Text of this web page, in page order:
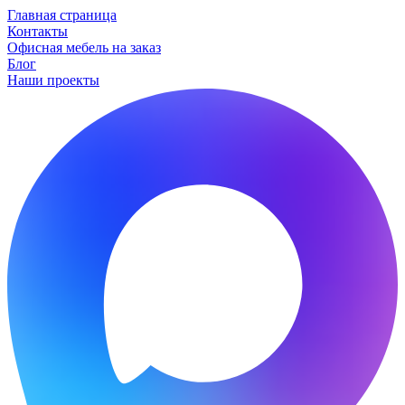
Главная страница
Контакты
Офисная мебель на заказ
Блог
Наши проекты